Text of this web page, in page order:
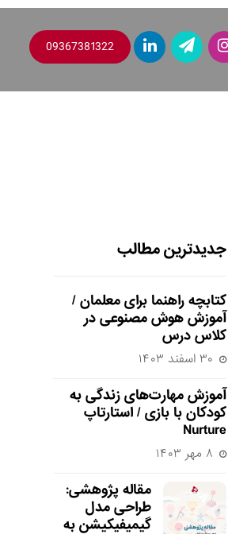
09367381322
جدیدترین مطالب
کتابچه راهنما برای معلمان /
آموزش هوش مصنوعی در
کلاس درس
۳۰ اسفند ۱۴۰۳
آموزش مهارت‌های زندگی به
کودکان با بازی / استارتاپ
Nurture
۸ مهر ۱۴۰۳
مقاله پژوهشی:
طراحی مدل
گیمیفیکیشن به